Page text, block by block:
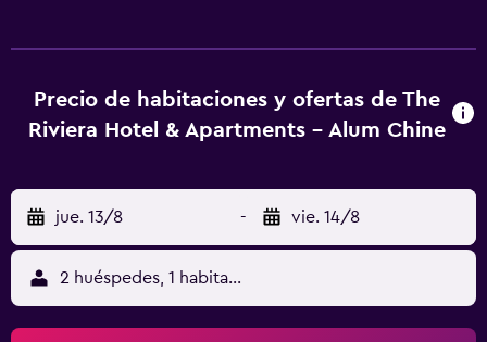
Internet wifi gratis. Los servicios para las personas de
negocios incluyen escritorio y teléfono. Es posible
todos los días. En el alojamiento hay piscina cubierta y
bañera de hidromasaje. Otros servicios de ocio y
esparcimiento incluyen gimnasio.
Precio de habitaciones y ofertas de The
Riviera Hotel & Apartments - Alum Chine
jue. 13/8 - vie. 14/8
2 huéspedes, 1 habitación